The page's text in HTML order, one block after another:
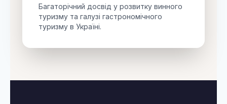
Багаторічний досвід у розвитку винного
туризму та галузі гастрономічного
туризму в Україні.